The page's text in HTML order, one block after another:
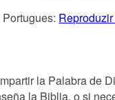
la Palabra de
la Biblia, o si